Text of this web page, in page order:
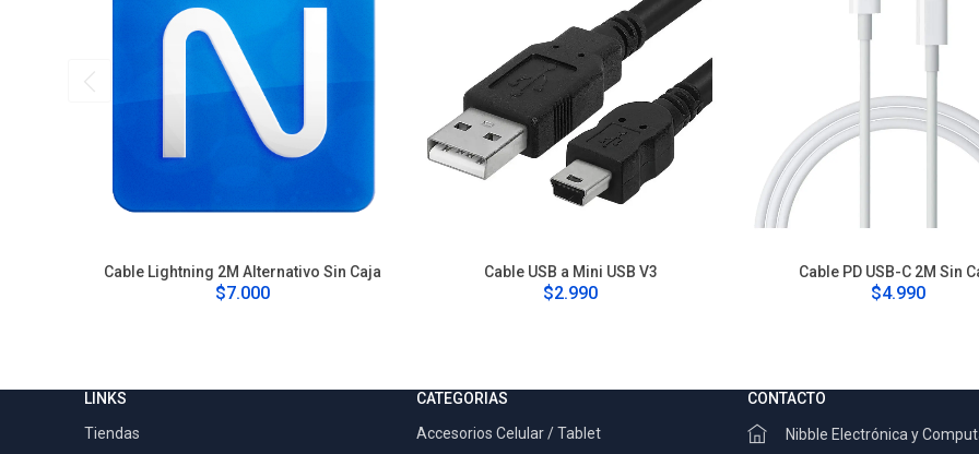
Cable Lightning 2M Alternativo Sin Caja
$7.000
Cable USB a Mini USB V3
$2.990
Cable PD USB-C 2M Sin
$4.990
LINKS
Tiendas
CATEGORIAS
Accesorios Celular / Tablet
CONTACTO
Nibble Electrónica y